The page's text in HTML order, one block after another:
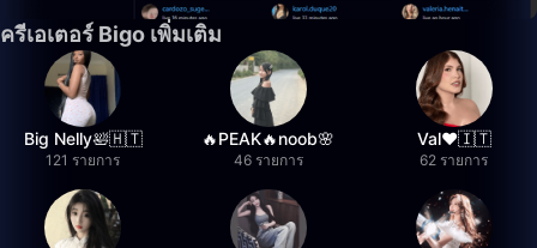
ครีเอเตอร์ Bigo เพิ่มเติม
Big Nelly🛀🇭🇹
121 รายการ
🔥PEAK🔥noob🌸
46 รายการ
Val❤️🇮🇹
62 รายการ